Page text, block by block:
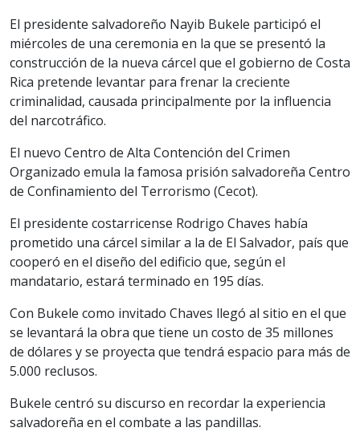
El presidente salvadoreño Nayib Bukele participó el
miércoles de una ceremonia en la que se presentó la
construcción de la nueva cárcel que el gobierno de Costa
Rica pretende levantar para frenar la creciente
criminalidad, causada principalmente por la influencia
del narcotráfico.
El nuevo Centro de Alta Contención del Crimen
Organizado emula la famosa prisión salvadoreña Centro
de Confinamiento del Terrorismo (Cecot).
El presidente costarricense Rodrigo Chaves había
prometido una cárcel similara la de El Salvador, país que
cooperó en el diseño del edificio que, según el
mandatario, estará terminado en 195 días.
Con Bukele como invitado Chaves llegó al sitio en el que
se levantará la obra que tiene un costo de 35 millones
de dólares y se proyecta que tendrá espacio para más de
5.000 reclusos.
Bukele centró su discurso en recordar la experiencia
salvadoreña en el combate a las pandillas.